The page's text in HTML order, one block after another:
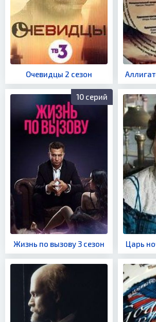
Очевидцы 2 сезон
10 серий
Жизнь по вызову 3 сезон Царь